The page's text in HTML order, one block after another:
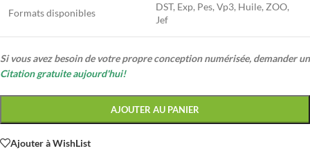
Formats disponibles
DST, Exp, Pes, Vp3, Huile, ZOO,
Jef
Si vous avez besoin de votre propre conception numérisée, demander un
Citation gratuite aujourd'hui!
AJOUTER AU PANIER
Ajouter à WishList